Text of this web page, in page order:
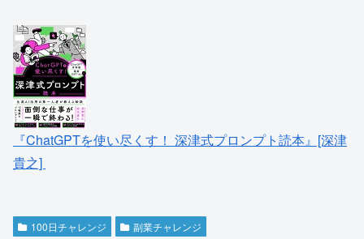
『ChatGPTを使い尽くす！ 深津式プロンプト読本』[深津
貴之]
100日チャレンジ 副業チャレンジ